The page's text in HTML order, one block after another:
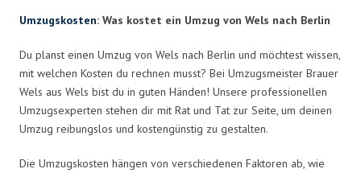
Umzugskosten: Was kostet ein Umzug von Wels nach Berlin
Du planst einen Umzug von Wels nach Berlin und möchtest wissen,
mit welchen Kosten du rechnen musst? Bei Umzugsmeister Brauer
Wels aus Wels bist du in guten Händen! Unsere professionellen
Umzugsexperten stehen dir mit Rat und Tat zur Seite, um deinen
Umzug reibungslos und kostengünstig zu gestalten.
Die Umzugskosten hängen von verschiedenen Faktoren ab, wie